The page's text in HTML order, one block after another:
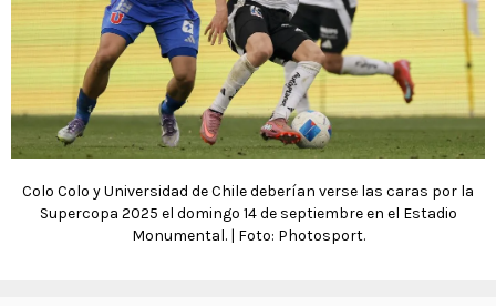
Colo Colo y Universidad de Chile deberían verse las caras por la
Supercopa 2025 el domingo 14 de septiembre en el Estadio
Monumental. | Foto: Photosport.